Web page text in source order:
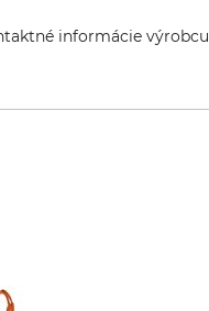
informácie výrobcu